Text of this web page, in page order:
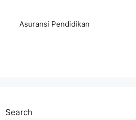
Asuransi Pendidikan
Search